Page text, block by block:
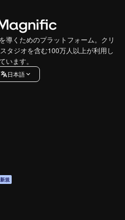
導くためのプラットフォーム。クリ
タジオを含む100万人以上が利用し
ています。
日本語
新規